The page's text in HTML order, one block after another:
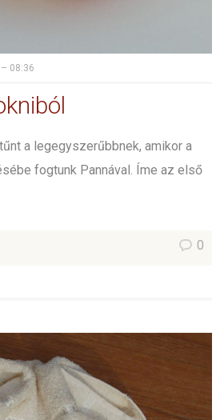
– 08:36
a legegyszerűbbnek, amikor a
fogtunk Pannával. Íme az első
0